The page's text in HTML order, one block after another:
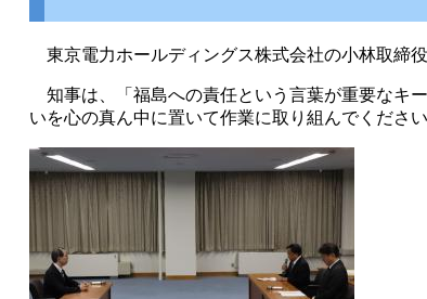
東京電力ホールディングス株式会社の小林取締
知事は、「福島への責任という言葉が重要なキ
いを心の真ん中に置いて作業に取り組んでくださ